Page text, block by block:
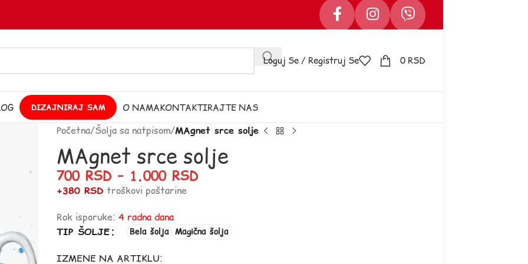
Loguj Se / Registruj Se 0 RSD
DIZAJNIRAJ SAM O NAMAKONTAKTIRAJTE NAS
Početna/Šolja sa natpisom/MAgnet srce solje
MAgnet srce solje
700 RSD – 1.000 RSD
+380 RSD troškovi poštarine
Rok isporuke: 4 radna dana
TIP ŠOLJE
Bela šolja Magična šolja
IZMENE NA ARTIKLU: